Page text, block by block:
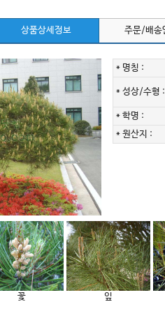
상품상세정보 주문/배송
* 명칭 :
* 성상/수형 :
* 학명 :
* 원산지 :
꽃 잎